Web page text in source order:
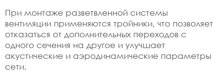
При монтаже разветвленной системы
вентиляции применяются тройники, что позволяет
отказаться от дополнительных переходов с
одного сечения на другое и улучшает
акустические и аэродинамические параметры
сети.